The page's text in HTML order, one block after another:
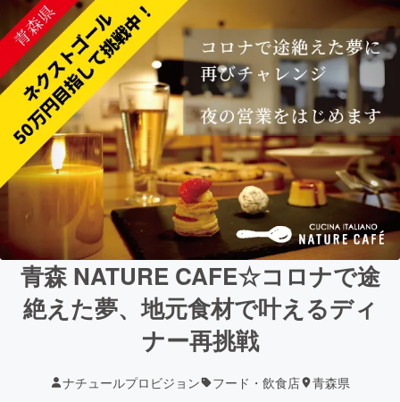
青森 NATURE CAFE☆コロナで途
絶えた夢、地元食材で叶えるディ
ナー再挑戦
ナチュールプロビジョン フード・飲食店 青森県